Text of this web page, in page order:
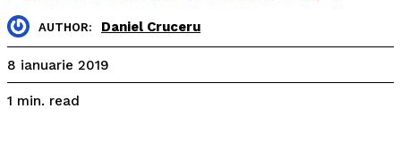
AUTHOR: Daniel Cruceru
8 ianuarie 2019
1 min. read